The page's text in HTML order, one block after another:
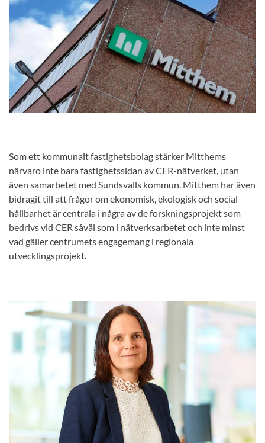
Som ett kommunalt fastighetsbolag stärker Mitthems
närvaro inte bara fastighetssidan av CER-nätverket, utan
även samarbetet med Sundsvalls kommun. Mitthem har även
bidragit till att frågor om ekonomisk, ekologisk och social
hållbarhet är centrala i några av de forskningsprojekt som
bedrivs vid CER såväl som i nätverksarbetet och inte minst
vad gäller centrumets engagemang i regionala
utvecklingsprojekt.